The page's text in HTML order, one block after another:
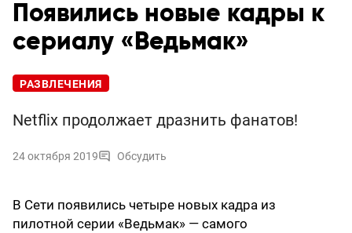
Появились новые кадры к
сериалу «Ведьмак»
РАЗВЛЕЧЕНИЯ
Netflix продолжает дразнить фанатов!
24 октября 2019 Обсудить
В Сети появились четыре новых кадра из
пилотной серии «Ведьмак» — самого